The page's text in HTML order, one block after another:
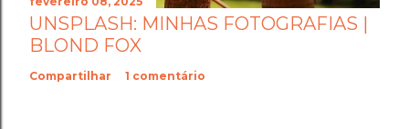
UNSPLASH: MINHAS FOTOGRAFIAS |
BLOND FOX
Compartilhar 1 comentário